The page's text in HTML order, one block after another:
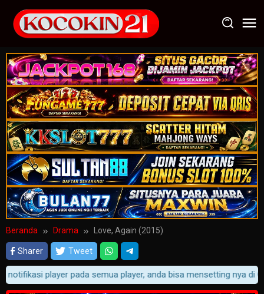
konten
Beranda Drama Love, Again (2015)
Sharer Tweet
player pada semua player, anda bisa mensetting nya di